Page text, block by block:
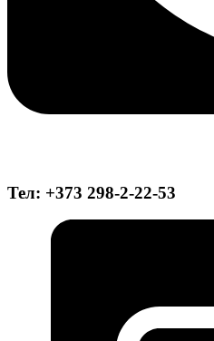
Тел: +373 298-2-22-53